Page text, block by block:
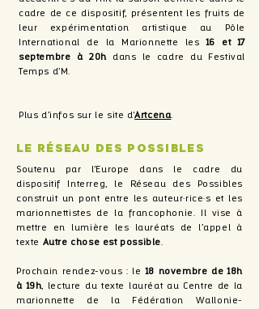
cadre de ce dispositif, présentent les fruits de
leur expérimentation artistique au Pôle
International de la Marionnette les 16 et 17
septembre
à 20hdans le cadre du Festival
Temps d’M.
Plus d’infos sur le site d'Artcena.
Le réseau des possibles
Soutenu par l'Europe dans le cadre du
dispositif Interreg, le Réseau des Possibles
construit un pont entre les auteur·rice·s et les
marionnettistes de la francophonie. Il vise à
mettre en lumière les lauréats de l’appel à
texte Autre chose est possible.
Prochain rendez-vous : le18 novembre de 18h
à 19h, lecture du texte lauréat au Centre de la
marionnette de la Fédération Wallonie-